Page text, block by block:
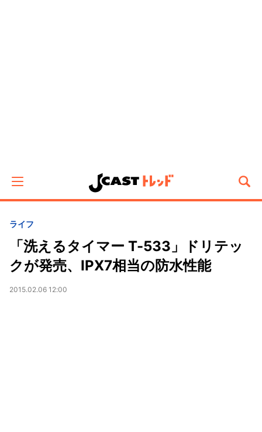
ライフ
「洗えるタイマー T-533」ドリテッ
クが発売、IPX7相当の防水性能
2015.02.06 12:00